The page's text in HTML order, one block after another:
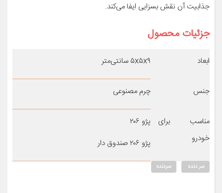
جذابیت آن نقش بسزایی ایفا می‌کند.
جزئیات محصول
ابعاد ۵x۵x۹ سانتی‌متر
جنس چرم مصنوعی
مناسب برای
خودرو
پژو ۲۰۶
پژو ۲۰۶ صندوق دار
سر دنده سردنده